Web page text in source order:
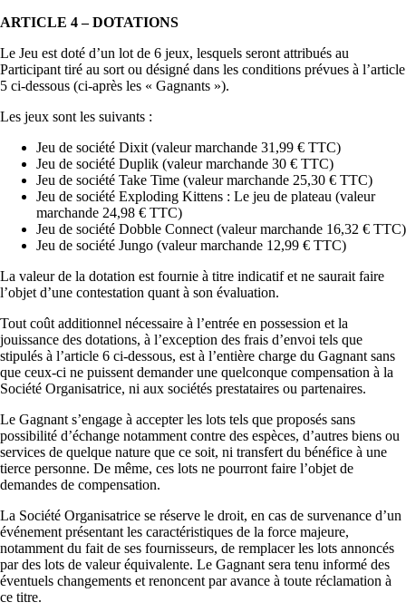
ARTICLE 4 – DOTATIONS
Le Jeu est doté d’un lot de 6 jeux, lesquels seront attribués au
Participant tiré au sort ou désigné dans les conditions prévues à l’article
5 ci-dessous (ci-après les « Gagnants »).
Les jeux sont les suivants :
Jeu de société Dixit (valeur marchande 31,99 € TTC)
Jeu de société Duplik (valeur marchande 30 € TTC)
Jeu de société Take Time (valeur marchande 25,30 € TTC)
Jeu de société Exploding Kittens : Le jeu de plateau (valeur
marchande 24,98 € TTC)
Jeu de société Dobble Connect (valeur marchande 16,32 € TTC)
Jeu de société Jungo (valeur marchande 12,99 € TTC)
La valeur de la dotation est fournie à titre indicatif et ne saurait faire
l’objet d’une contestation quant à son évaluation.
Tout coût additionnel nécessaire à l’entrée en possession et la
jouissance des dotations, à l’exception des frais d’envoi tels que
stipulés à l’article 6 ci-dessous, est à l’entière charge du Gagnant sans
que ceux-ci ne puissent demander une quelconque compensation à la
Société Organisatrice, ni aux sociétés prestataires ou partenaires.
Le Gagnant s’engage à accepter les lots tels que proposés sans
possibilité d’échange notamment contre des espèces, d’autres biens ou
services de quelque nature que ce soit, ni transfert du bénéfice à une
tierce personne. De même, ces lots ne pourront faire l’objet de
demandes de compensation.
La Société Organisatrice se réserve le droit, en cas de survenance d’un
événement présentant les caractéristiques de la force majeure,
notamment du fait de ses fournisseurs, de remplacer les lots annoncés
par des lots de valeur équivalente. Le Gagnant sera tenu informé des
éventuels changements et renoncent par avance à toute réclamation à
ce titre.